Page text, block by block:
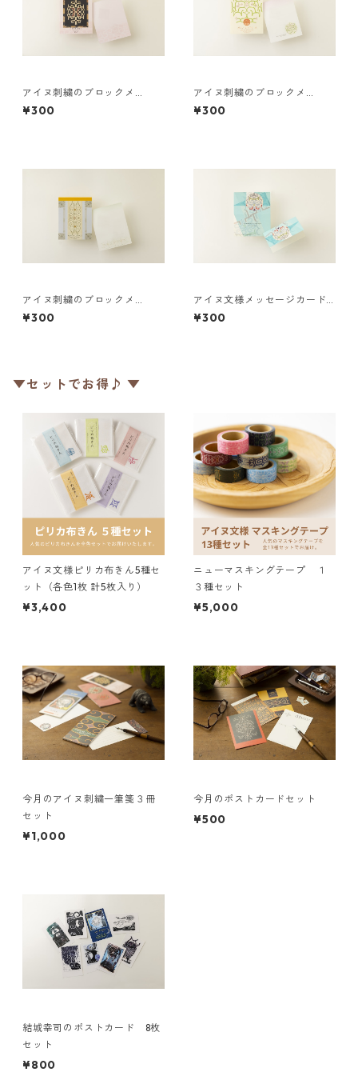
アイヌ刺繍のブロックメ
モ "イヤイライケレ!"
¥300
アイヌ刺繍のブロックメ
モ ”ポンノ シニアンロ”
¥300
アイヌ刺繍のブロックメ
モ "カンナ スイ エク ハニ!"
¥300
アイヌ文様メッセージカード
２つ折り こんにちは
¥300
▼セットでお得♪ ▼
アイヌ文様ピリカ布きん5種セ
ット（各色1枚 計5枚入り）
¥3,400
ニューマスキングテープ １
３種セット
¥5,000
今月のアイヌ刺繍一筆箋３冊
セット
¥1,000
今月のポストカードセット
¥500
結城幸司のポストカード 8枚
セット
¥800